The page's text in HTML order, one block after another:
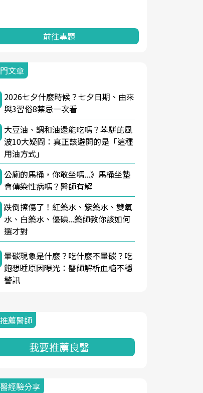
前往專題
文章
2026七夕什麼時候？七夕日期、由來
與3習俗8禁忌一次看
大豆油、調和油還能吃嗎？苯駢芘風
波10大疑問：真正該避開的是「這種
用油方式」
公廁的馬桶，你敢坐嗎...》馬桶坐墊
會傳染性病嗎？醫師有解
跌倒擦傷了！紅藥水、紫藥水、雙氧
水、白藥水、優碘...藥師教你該如何
選才對
暈碳現象是什麼？吃什麼不暈碳？吃
飽想睡原因曝光：醫師解析血糖不穩
警訊
薦醫師
我要推薦良醫
經驗分享